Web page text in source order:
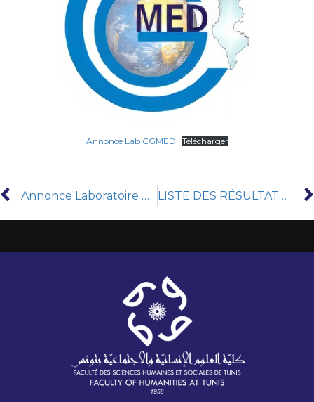
Annonce Lab CGMED Télécharger
Annonce Laboratoire de recherche: Cultures, technologie et approches philosophiques PHILAB LISTE DES RÉSULTATS DÉLIBÉRÉS SUR SITE LICENCE SESSION DE CONTÔLE 2025-2026